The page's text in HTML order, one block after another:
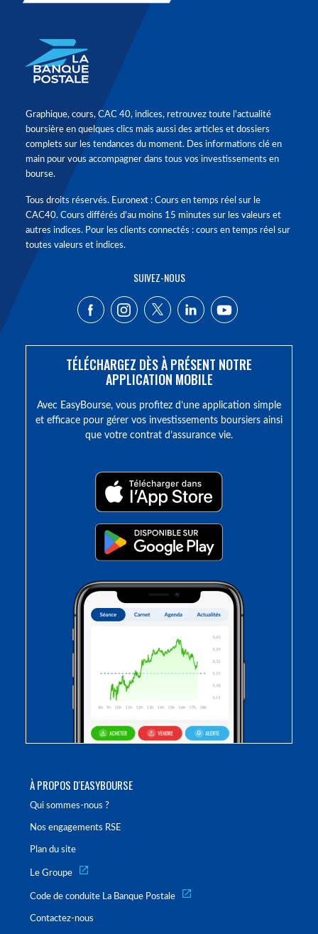
À PROPOS D'EASYBOURSE
Qui sommes-nous ?
Nos engagements RSE
Plan du site
Le Groupe
Code de conduite La Banque Postale
Contactez-nous
Graphique, cours, CAC 40, indices, retrouvez toute l'actualité
boursière en quelques clics mais aussi des articles et dossiers
complets sur les tendances du moment. Des informations clé en
main pour vous accompagner dans tous vos investissements en
bourse.
Tous droits réservés. Euronext : Cours en temps réel sur le
CAC40. Cours différés d'au moins 15 minutes sur les valeurs et
autres indices. Pour les clients connectés : cours en temps réel sur
toutes valeurs et indices.
SUIVEZ-NOUS
TÉLÉCHARGEZ DÈS À PRÉSENT NOTRE
APPLICATION MOBILE
Avec EasyBourse, vous profitez d’une application simple
et efficace pour gérer vos investissements boursiers ainsi
que votre contrat d’assurance vie.